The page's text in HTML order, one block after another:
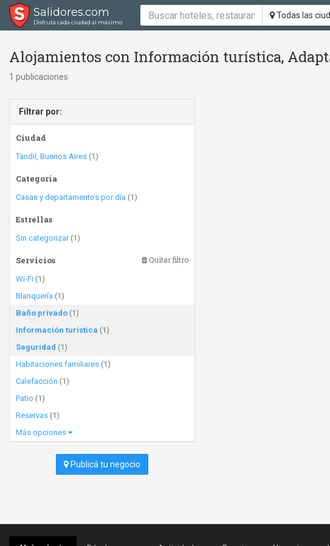
Salidores.com
Disfrutá cada ciudad al máximo
Todas las
Alojamientos con Información turística,
1 publicaciones
Filtrar por:
Ciudad
Tandil, Buenos Aires (1)
Categoría
Casas y departamentos por día (1)
Estrellas
Sin categorizar(1)
Servicios Quitar filtro
Wi-Fi (1)
Blanquería (1)
Baño privado (1)
Información turística (1)
Seguridad (1)
Habitaciones familiares (1)
Calefacción (1)
Patio (1)
Reservas (1)
Más opciones
Publicá tu negocio